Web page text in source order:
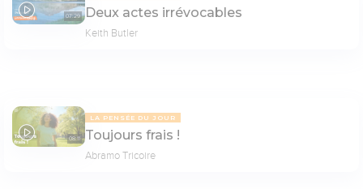
07:29 Deux actes irrévocables
Keith Butler
08:11
LA PENSÉE DU JOUR
Toujours frais !
Abramo Tricoire